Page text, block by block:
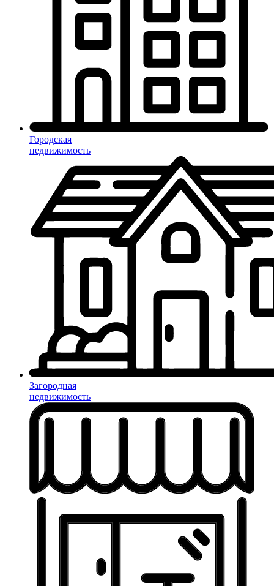
Городская
недвижимость
Загородная
недвижимость